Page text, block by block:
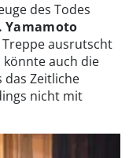
des Todes
Yamamoto
ausrutscht
auch die
das Zeitliche
nicht mit